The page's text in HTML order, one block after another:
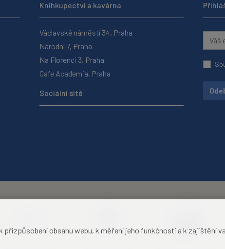
Knihkupectví a kavárna
Václavské náměstí 34, Praha
Národní 7, Praha
Na Florenci 3, Praha
Cafe Academia, Praha
Sociální sítě
obsahu webu, k měření jeho funkčnosti a k zajištění